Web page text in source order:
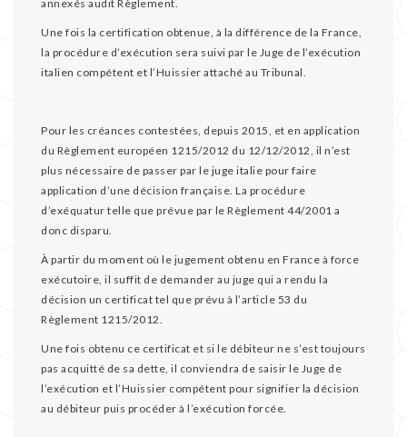
annexés audit Règlement.
Une fois la certification obtenue, à la différence de la France,
la procédure d’exécution sera suivi par le Juge de l’exécution
italien compétent et l’Huissier attaché au Tribunal.
Pour les créances contestées, depuis 2015, et en application
du Règlement européen 1215/2012 du 12/12/2012, il n’est
plus nécessaire de passer par le juge italie pour faire
application d’une décision française. La procédure
d’exéquatur telle que prévue par le Règlement 44/2001 a
donc disparu.
À partir du moment où le jugement obtenu en France à force
exécutoire, il suffit de demander au juge qui a rendu la
décision un certificat tel que prévu à l’article 53 du
Règlement 1215/2012.
Une fois obtenu ce certificat et si le débiteur ne s’est toujours
pas acquitté de sa dette, il conviendra de saisir le Juge de
l’exécution et l’Huissier compétent pour signifier la décision
au débiteur puis procéder à l’exécution forcée.